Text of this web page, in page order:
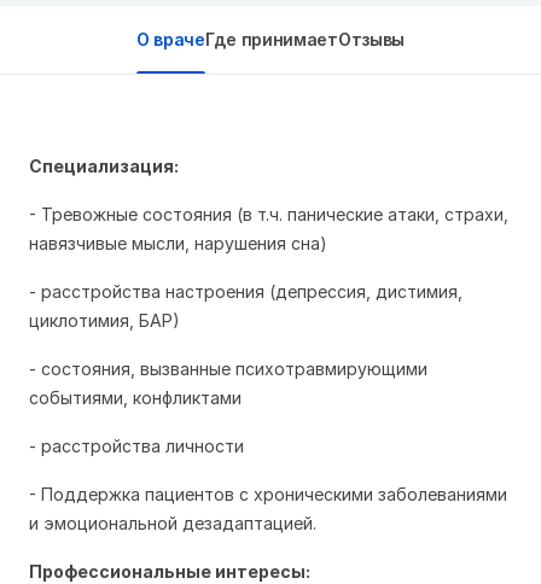
О врачеГде принимаетОтзывы
Специализация:
- Тревожные состояния (в т.ч. панические атаки, страхи,
навязчивые мысли, нарушения сна)
- расстройства настроения (депрессия, дистимия,
циклотимия, БАР)
- состояния, вызванные психотравмирующими
событиями, конфликтами
- расстройства личности
- Поддержка пациентов с хроническими заболеваниями
и эмоциональной дезадаптацией.
Профессиональные интересы: